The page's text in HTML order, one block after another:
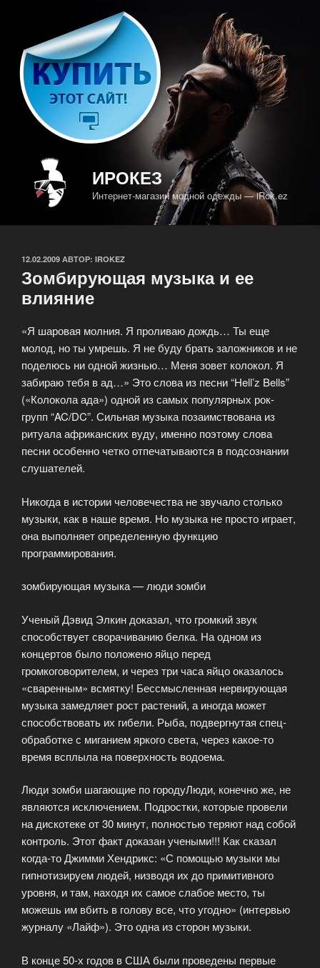
содержимому
ИРОКЕЗ
Интернет-магазин модной одежды — iRok.ez
ОПУБЛИКОВАНО
12.02.2009 АВТОР: IROKEZ
Зомбирующая музыка и ее
влияние
«Я шаровая молния. Я проливаю дождь… Ты еще
молод, но ты умрешь. Я не буду брать заложников и не
поделюсь ни одной жизнью… Меня зовет колокол. Я
забираю тебя в ад…» Это слова из песни “Hell’z Bells”
(«Колокола ада») одной из самых популярных рок-
групп “AC/DC”. Сильная музыка позаимствована из
ритуала африканских вуду, именно поэтому слова
песни особенно четко отпечатываются в подсознании
слушателей.
Никогда в истории человечества не звучало столько
музыки, как в наше время. Но музыка не просто играет,
она выполняет определенную функцию
программирования.
зомбирующая музыка — люди зомби
Ученый Дэвид Элкин доказал, что громкий звук
способствует сворачиванию белка. На одном из
концертов было положено яйцо перед
громкоговорителем, и через три часа яйцо оказалось
«сваренным» всмятку! Бессмысленная нервирующая
музыка замедляет рост растений, а иногда может
способствовать их гибели. Рыба, подвергнутая спец-
обработке с миганием яркого света, через какое-то
время всплыла на поверхность водоема.
Люди зомби шагающие по городуЛюди, конечно же, не
являются исключением. Подростки, которые провели
на дискотеке от 30 минут, полностью теряют над собой
контроль. Этот факт доказан учеными!!! Как сказал
когда-то Джимми Хендрикс: «С помощью музыки мы
гипнотизируем людей, низводя их до примитивного
уровня, и там, находя их самое слабое место, ты
можешь им вбить в голову все, что угодно» (интервью
журналу «Лайф»). Это одна из сторон музыки.
В конце 50-х годов в США были проведены первые